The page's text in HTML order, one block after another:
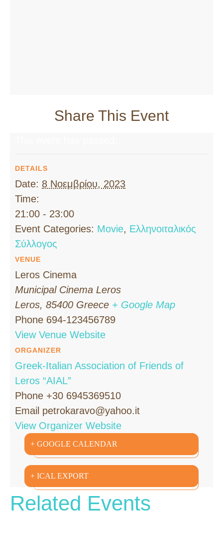
Share This Event
DETAILS
Date: 8 Νοεμβρίου, 2023
Time:
21:00 - 23:00
Event Categories: Movie, Ελληνοιταλικός
Σύλλογος
VENUE
Leros Cinema
Municipal Cinema Leros
Leros, 85400 Greece + Google Map
Phone 694-123456789
View Venue Website
ORGANIZER
Greek-Italian Association of Friends of
Leros “AIAL”
Phone +30 6945369510
Email petrokaravo@yahoo.it
View Organizer Website
+ GOOGLE CALENDAR
+ ICAL EXPORT
Related Events